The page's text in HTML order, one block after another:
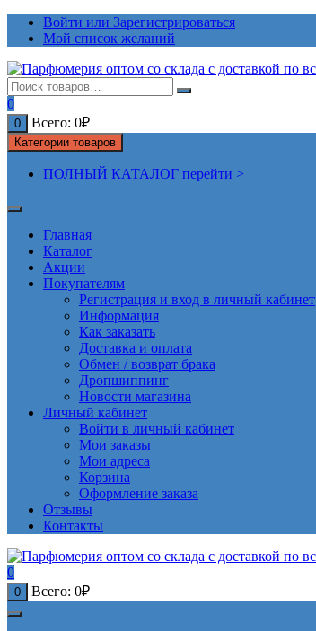
ПерейтиВойти или Зарегистрироваться
Мой список желаний
0
0 Всего: 0₽
Категории товаров
ПОЛНЫЙ КАТАЛОГ перейти >
Главная
Каталог
Акции
Покупателям
Регистрация и вход в личный кабинет
Информация
Как заказать
Доставка и оплата
Обмен / возврат брака
Дропшиппинг
Новости магазина
Личный кабинет
Войти в личный кабинет
Мои заказы
Мои адреса
Корзина
Оформление заказа
Отзывы
Контакты
0
0 Всего: 0₽